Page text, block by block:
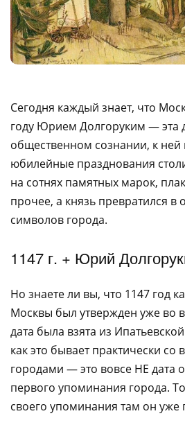
Сегодня каждый знает, что
году Юрием Долгоруким — эта
общественном сознании, к
юбилейные празднования
на сотнях памятных марок,
прочее, а князь превратился
символов города.
1147 г. + Юрий
Но знаете ли вы, что 1147 год
Москвы был утвержден уже во
дата была взята из
как это бывает практически со
городами — это вовсе НЕ дата
первого упоминания города.
своего упоминания там он уже